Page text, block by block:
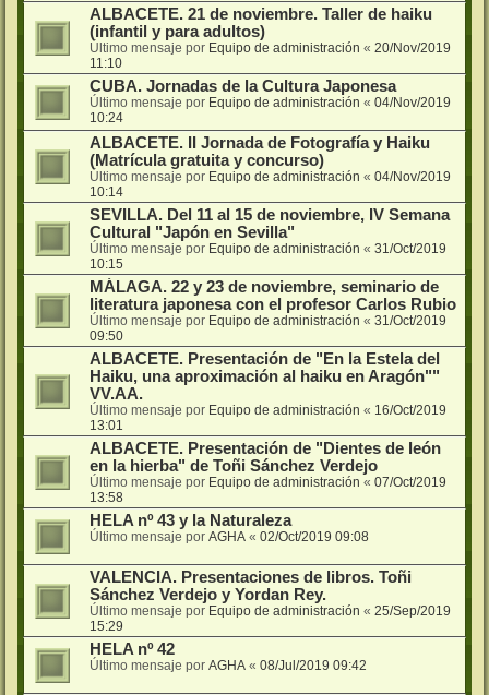
ALBACETE. 21 de noviembre. Taller de haiku
(infantil y para adultos)
Último mensaje por Equipo de administración « 20/Nov/2019
11:10
CUBA. Jornadas de la Cultura Japonesa
Último mensaje por Equipo de administración « 04/Nov/2019
10:24
ALBACETE. II Jornada de Fotografía y Haiku
(Matrícula gratuita y concurso)
Último mensaje por Equipo de administración « 04/Nov/2019
10:14
SEVILLA. Del 11 al 15 de noviembre, IV Semana
Cultural "Japón en Sevilla"
Último mensaje por Equipo de administración « 31/Oct/2019
10:15
MÁLAGA. 22 y 23 de noviembre, seminario de
literatura japonesa con el profesor Carlos Rubio
Último mensaje por Equipo de administración « 31/Oct/2019
09:50
ALBACETE. Presentación de "En la Estela del
Haiku, una aproximación al haiku en Aragón""
VV.AA.
Último mensaje por Equipo de administración « 16/Oct/2019
13:01
ALBACETE. Presentación de "Dientes de león
en la hierba" de Toñi Sánchez Verdejo
Último mensaje por Equipo de administración « 07/Oct/2019
13:58
HELA nº 43 y la Naturaleza
Último mensaje por AGHA « 02/Oct/2019 09:08
VALENCIA. Presentaciones de libros. Toñi
Sánchez Verdejo y Yordan Rey.
Último mensaje por Equipo de administración « 25/Sep/2019
15:29
HELA nº 42
Último mensaje por AGHA « 08/Jul/2019 09:42